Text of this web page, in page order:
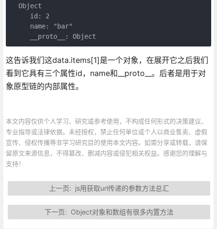
  Object
     id: 2
     name: "bar"
这告诉我们这data.items[1]是一个对象，在展开它之后我们
看到它具有三个属性id，name和__proto__。后者是用于对
象原型链的内部属性。
本文内容仅供个人学习、研究或参考使用，不构成任何形式的决策建议、
专业指导或法律依据。未经授权，禁止任何单位或个人以商业售卖、虚假
宣传、侵权传播等非学习研究目的使用本文内容。如需分享或转载，请保
留原文来源信息，不得篡改、删减内容或侵犯相关权益。感谢您的理解与
支持！
上一页: js用获取url传递的参数方法总汇
下一页: Object对象和数组有很多内置方法